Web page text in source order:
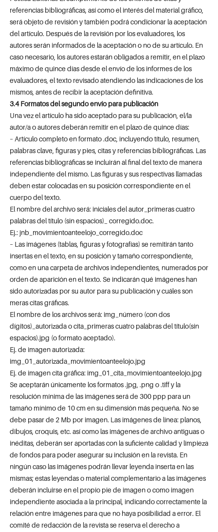
referencias bibliográficas, así como el interés del material gráfico,
será objeto de revisión y también podrá condicionar la aceptación
del artículo. Después de la revisión por los evaluadores, los
autores serán informados de la aceptación o no de su artículo. En
caso necesario, los autores estarán obligados a remitir, en el plazo
máximo de quince días desde el envío de los informes de los
evaluadores, el texto revisado atendiendo las indicaciones de los
mismos, antes de recibir la aceptación definitiva.
3.4 Formatos del segundo envío para publicación
Una vez el artículo ha sido aceptado para su publicación, el/la
autor/a o autores deberán remitir en el plazo de quince días:
– Artículo completo en formato .doc, incluyendo título, resumen,
palabras clave, figuras y pies, citas y referencias bibliográficas. Las
referencias bibliográficas se incluirán al final del texto de manera
independiente del mismo. Las figuras y sus respectivas llamadas
deben estar colocadas en su posición correspondiente en el
cuerpo del texto.
El nombre del archivo será: iniciales del autor_primeras cuatro
palabras del título (sin espacios)_ corregido.doc.
Ej.: jnb_movimientoanteelojo_corregido.doc
– Las imágenes (tablas, figuras y fotografías) se remitirán tanto
insertas en el texto, en su posición y tamaño correspondiente,
como en una carpeta de archivos independientes, numerados por
orden de aparición en el texto. Se indicarán qué imágenes han
sido autorizadas por su autor para su publicación y cuáles son
meras citas gráficas.
El nombre de los archivos será: img_número (con dos
dígitos)_autorizada o cita_primeras cuatro palabras del título(sin
espacios).jpg (o formato aceptado).
Ej. de imagen autorizada:
img_01_autorizada_movimientoanteelojo.jpg
Ej. de imagen cita gráfica: img_01_cita_movimientoanteelojo.jpg
Se aceptarán únicamente los formatos .jpg, .png o .tiff y la
resolución mínima de las imágenes será de 300 ppp para un
tamaño mínimo de 10 cm en su dimensión más pequeña. No se
debe pasar de 2 Mb por imagen. Las imágenes de línea: planos,
dibujos, croquis, etc. así como las imágenes de archivo antiguas o
inéditas, deberán ser aportadas con la suficiente calidad y limpieza
de fondos para poder asegurar su inclusión en la revista. En
ningún caso las imágenes podrán llevar leyenda inserta en las
mismas; estas leyendas o material complementario a las imágenes
deberán incluirse en el propio pie de imagen o como imagen
independiente asociada a la principal, indicando correctamente la
relación entre imágenes para que no haya posibilidad a error. El
comité de redacción de la revista se reserva el derecho a